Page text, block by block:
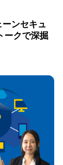
ンセキュ
ークで深掘